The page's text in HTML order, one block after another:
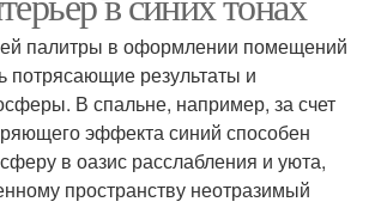
палитры в оформлении помещений
потрясающие результаты и
В спальне, например, за счет
эффекта синий способен
в оазис расслабления и уюта,
пространству неотразимый